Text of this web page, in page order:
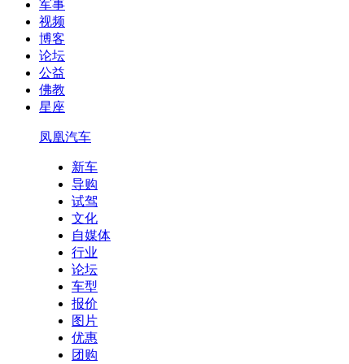
军事
视频
博客
论坛
公益
佛教
星座
凤凰汽车
新车
导购
试驾
文化
自媒体
行业
论坛
车型
报价
图片
优惠
团购